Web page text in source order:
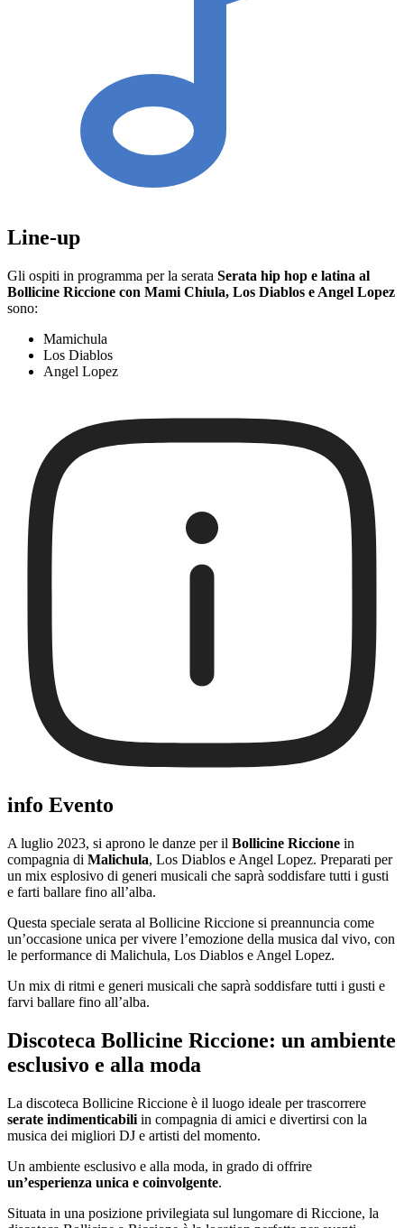
Line-up
Gli ospiti in programma per la serata Serata hip hop e latina al
Bollicine Riccione con Mami Chiula, Los Diablos e Angel Lopez
sono:
Mamichula
Los Diablos
Angel Lopez
info Evento
A luglio 2023, si aprono le danze per il Bollicine Riccione in
compagnia di Malichula, Los Diablos e Angel Lopez. Preparati per
un mix esplosivo di generi musicali che saprà soddisfare tutti i gusti
e farti ballare fino all’alba.
Questa speciale serata al Bollicine Riccione si preannuncia come
un’occasione unica per vivere l’emozione della musica dal vivo, con
le performance di Malichula, Los Diablos e Angel Lopez.
Un mix di ritmi e generi musicali che saprà soddisfare tutti i gusti e
farvi ballare fino all’alba.
Discoteca Bollicine Riccione: un ambiente
esclusivo e alla moda
La discoteca Bollicine Riccione è il luogo ideale per trascorrere
serate indimenticabili in compagnia di amici e divertirsi con la
musica dei migliori DJ e artisti del momento.
Un ambiente esclusivo e alla moda, in grado di offrire
un’esperienza unica e coinvolgente.
Situata in una posizione privilegiata sul lungomare di Riccione, la